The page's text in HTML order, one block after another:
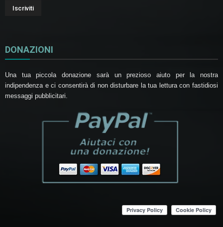
DONAZIONI
Una tua piccola donazione sarà un prezioso aiuto per la nostra
indipendenza e ci consentirà di non disturbare la tua lettura con fastidiosi
messaggi pubblicitari.